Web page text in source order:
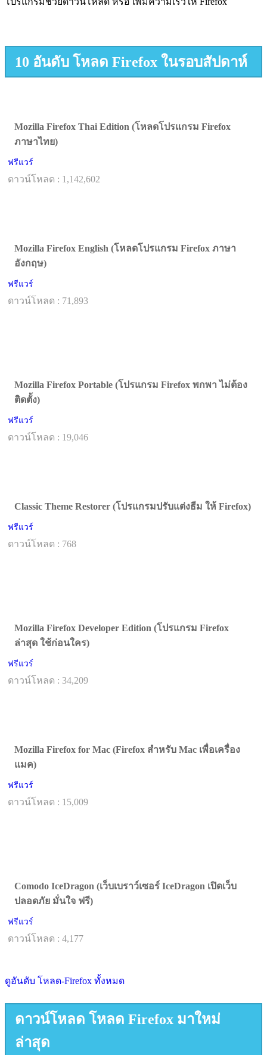
10 อันดับ โหลด Firefox ในรอบสัปดาห์
Mozilla Firefox Thai Edition (โหลดโปรแกรม Firefox
ภาษาไทย)
ฟรีแวร์
ดาวน์โหลด : 1,142,602
Mozilla Firefox English (โหลดโปรแกรม Firefox ภาษา
อังกฤษ)
ฟรีแวร์
ดาวน์โหลด : 71,893
Mozilla Firefox Portable (โปรแกรม Firefox พกพา ไม่ต้อง
ติดตั้ง)
ฟรีแวร์
ดาวน์โหลด : 19,046
Classic Theme Restorer (โปรแกรมปรับแต่งธีม ให้ Firefox)
ฟรีแวร์
ดาวน์โหลด : 768
Mozilla Firefox Developer Edition (โปรแกรม Firefox
ล่าสุด ใช้ก่อนใคร)
ฟรีแวร์
ดาวน์โหลด : 34,209
Mozilla Firefox for Mac (Firefox สำหรับ Mac เพื่อเครื่อง
แมค)
ฟรีแวร์
ดาวน์โหลด : 15,009
Comodo IceDragon (เว็บเบราว์เซอร์ IceDragon เปิดเว็บ
ปลอดภัย มั่นใจ ฟรี)
ฟรีแวร์
ดาวน์โหลด : 4,177
ดูอันดับ โหลด-Firefox ทั้งหมด
ดาวน์โหลด โหลด Firefox มาใหม่
ล่าสุด